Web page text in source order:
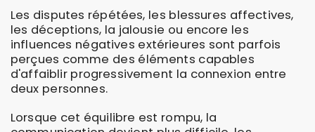
Les disputes répétées, les blessures affectives,
les déceptions, la jalousie ou encore les
influences négatives extérieures sont parfois
perçues comme des éléments capables
d'affaiblir progressivement la connexion entre
deux personnes.
Lorsque cet équilibre est rompu, la